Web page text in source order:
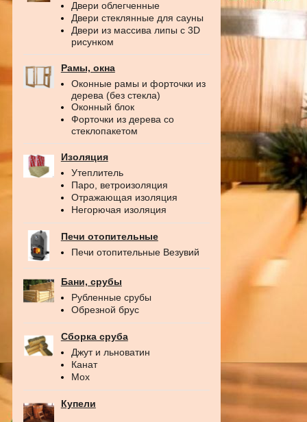
Двери облегченные
Двери стеклянные для сауны
Двери из массива липы с 3D
рисунком
Рамы, окна
Оконные рамы и форточки из
дерева (без стекла)
Оконный блок
Форточки из дерева со
стеклопакетом
Изоляция
Утеплитель
Паро, ветроизоляция
Отражающая изоляция
Негорючая изоляция
Печи отопительные
Печи отопительные Везувий
Бани, срубы
Рубленные срубы
Обрезной брус
Сборка сруба
Джут и льноватин
Канат
Мох
Купели